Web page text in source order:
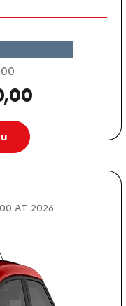
AT 2026